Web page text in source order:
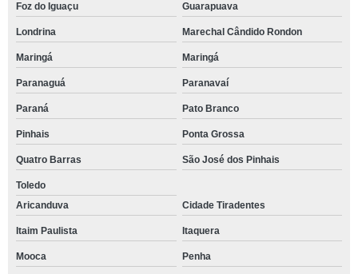
Foz do Iguaçu Guarapuava
Londrina Marechal Cândido Rondon
Maringá Maringá
Paranaguá Paranavaí
Paraná Pato Branco
Pinhais Ponta Grossa
Quatro Barras São José dos Pinhais
Toledo
Aricanduva
Cidade Tiradentes
Itaim Paulista Itaquera
Mooca Penha